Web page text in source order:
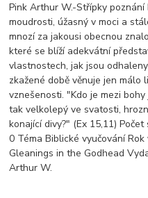
Pink Arthur W.-Střípky poznání
moudrosti, úžasný v moci a
mnozí za jakousi obecnou
které se blíží adekvátní
vlastnostech, jak jsou
zkažené době věnuje jen málo
vznešenosti. "Kdo je mezi
tak velkolepý ve svatosti,
konající divy?" (Ex 15,11)
0 Téma Biblické vyučování
Gleanings in the Godhead
Arthur W.